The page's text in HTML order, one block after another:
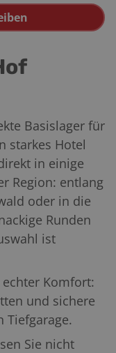
Basislager für
starkes Hotel
in einige
Region: entlang
oder in die
Runden
ist
echter Komfort:
und sichere
Tiefgarage.
Sie nicht